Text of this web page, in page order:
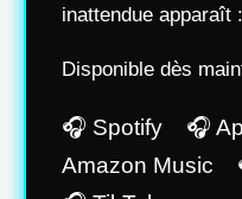
inattendue apparaît
Disponible dès
🎧 Spotify 🎧
Amazon Music